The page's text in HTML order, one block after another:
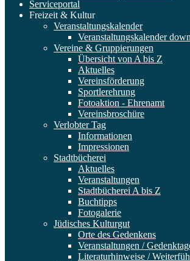
Serviceportal
Freizeit & Kultur
Veranstaltungskalender
Veranstaltungskalender
Vereine & Gruppierungen
Übersicht von A bis Z
Aktuelles
Vereinsförderung
Sportlerehrung
Fotoaktion - Ehrenamt
Vereinsbroschüre
Verlobter Tag
Informationen
Impressionen
Stadtbücherei
Aktuelles
Veranstaltungen
Stadtbücherei A bis Z
Buchtipps
Fotogalerie
Jüdisches Kulturgut
Orte des Gedenkens
Veranstaltungen /
Literaturhinweise /